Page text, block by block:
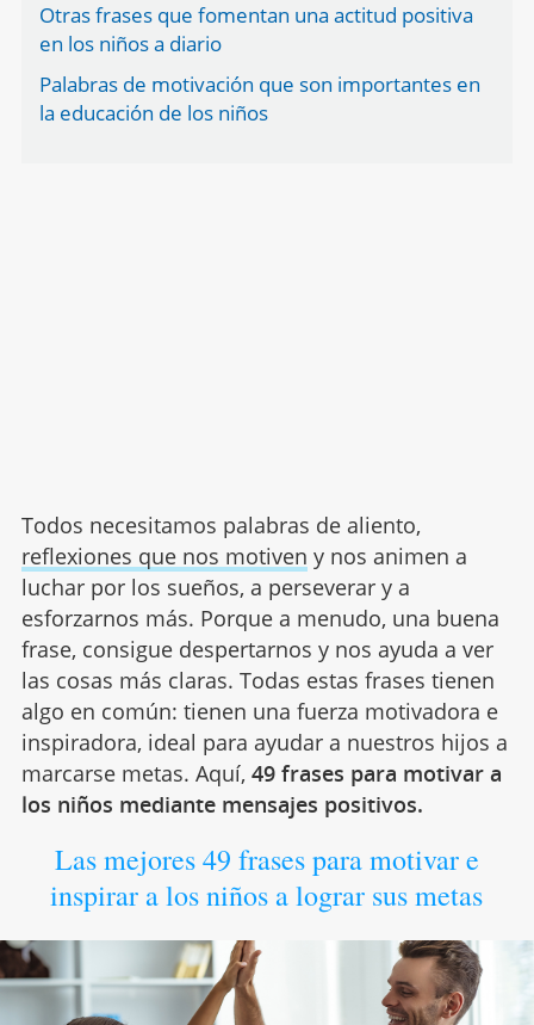
Otras frases que fomentan una actitud positiva
en los niños a diario
Palabras de motivación que son importantes en
la educación de los niños
Todos necesitamos palabras de aliento,
reflexiones que nos motiven y nos animen a
luchar por los sueños, a perseverar y a
esforzarnos más. Porque a menudo, una buena
frase, consigue despertarnos y nos ayuda a ver
las cosas más claras. Todas estas frases tienen
algo en común: tienen una fuerza motivadora e
inspiradora, ideal para ayudar a nuestros hijos a
marcarse metas. Aquí, 49 frases para motivar a
los niños mediante mensajes positivos.
Las mejores 49 frases para motivar e
inspirar a los niños a lograr sus metas